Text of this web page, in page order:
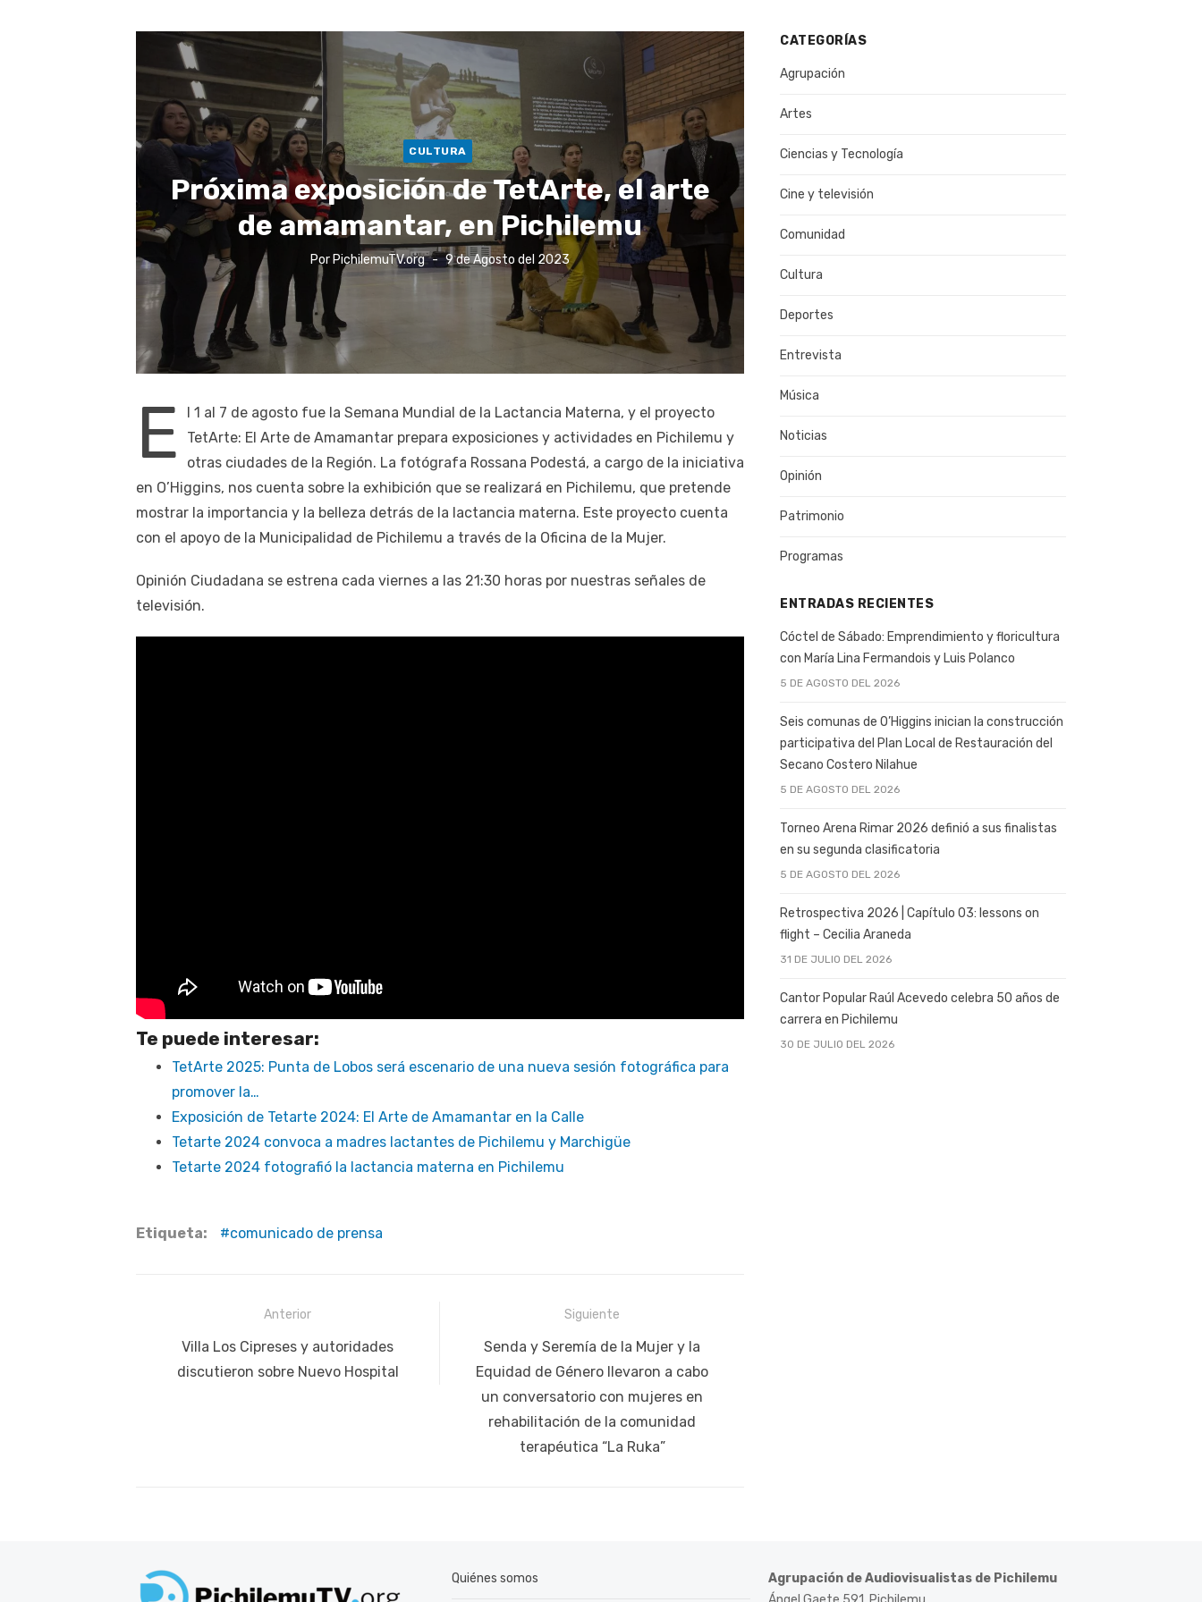
CULTURA
Próxima exposición de TetArte, el arte
de amamantar, en Pichilemu
Por PichilemuTV.org
Publicado
el
9 de Agosto del 2023
E
l 1 al 7 de agosto fue la Semana Mundial de la Lactancia Materna, y el proyecto
TetArte: El Arte de Amamantar prepara exposiciones y actividades en Pichilemu y
otras ciudades de la Región. La fotógrafa Rossana Podestá, a cargo de la iniciativa
en O’Higgins, nos cuenta sobre la exhibición que se realizará en Pichilemu, que pretende
mostrar la importancia y la belleza detrás de la lactancia materna. Este proyecto cuenta
con el apoyo de la Municipalidad de Pichilemu a través de la Oficina de la Mujer.
Opinión Ciudadana se estrena cada viernes a las 21:30 horas por nuestras señales de
televisión.
Te puede interesar:
TetArte 2025: Punta de Lobos será escenario de una nueva sesión fotográfica para
promover la…
Exposición de Tetarte 2024: El Arte de Amamantar en la Calle
Tetarte 2024 convoca a madres lactantes de Pichilemu y Marchigüe
Tetarte 2024 fotografió la lactancia materna en Pichilemu
Etiqueta: comunicado de prensa
Navegación
entradas
Anterior
Publicación
anterior:
Villa Los Cipreses y autoridades
discutieron sobre Nuevo Hospital
Siguiente
Siguiente
publicación:
Senda y Seremía de la Mujer y la
Equidad de Género llevaron a cabo
un conversatorio con mujeres en
rehabilitación de la comunidad
terapéutica “La Ruka”
CATEGORÍAS
Agrupación
Artes
Ciencias y Tecnología
Cine y televisión
Comunidad
Cultura
Deportes
Entrevista
Música
Noticias
Opinión
Patrimonio
Programas
ENTRADAS RECIENTES
Cóctel de Sábado: Emprendimiento y floricultura
con María Lina Fermandois y Luis Polanco
5 DE AGOSTO DEL 2026
Seis comunas de O’Higgins inician la construcción
participativa del Plan Local de Restauración del
Secano Costero Nilahue
5 DE AGOSTO DEL 2026
Torneo Arena Rimar 2026 definió a sus finalistas
en su segunda clasificatoria
5 DE AGOSTO DEL 2026
Retrospectiva 2026 | Capítulo 03: lessons on
flight – Cecilia Araneda
31 DE JULIO DEL 2026
Cantor Popular Raúl Acevedo celebra 50 años de
carrera en Pichilemu
30 DE JULIO DEL 2026
Quiénes somos
Agrupación de Audiovisualistas de Pichilemu